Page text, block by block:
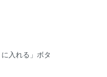
入れる」ボタ